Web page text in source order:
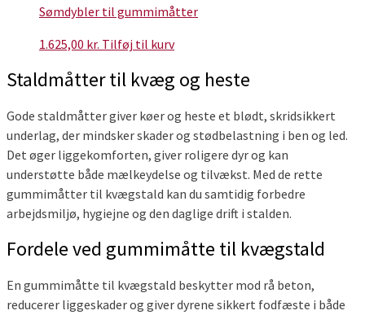
på
335,00 kr.
på
varesiden
Sømdybler til gummimåtter
1.625,00 kr. Tilføj til kurv
Staldmåtter til kvæg og heste
Gode staldmåtter giver køer og heste et blødt, skridsikkert
underlag, der mindsker skader og stødbelastning i ben og led.
Det øger liggekomforten, giver roligere dyr og kan
understøtte både mælkeydelse og tilvækst. Med de rette
gummimåtter til kvægstald kan du samtidig forbedre
arbejdsmiljø, hygiejne og den daglige drift i stalden.
Fordele ved gummimåtte til kvægstald
En gummimåtte til kvægstald beskytter mod rå beton,
reducerer liggeskader og giver dyrene sikkert fodfæste i både